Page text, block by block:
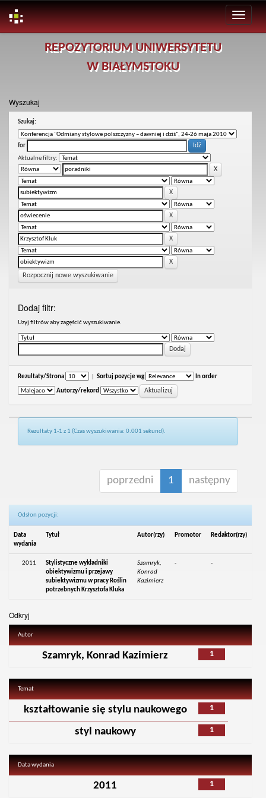
REPOZYTORIUM UNIWERSYTETU
W BIAŁYMSTOKU
Wyszukaj
Szukaj:
for
Aktualne filtry:
Rozpocznij nowe wyszukiwanie
Dodaj filtr:
Uzyj filtrów aby zagęścić wyszukiwanie.
Rezultaty/Strona Sortuj pozycje wg In order
Autorzy/rekord
Rezultaty 1-1 z 1 (Czas wyszukiwania: 0.001 sekund).
poprzedni 1 następny
Odsłon pozycji:
Data
wydania
Tytuł Autor(rzy) Promotor Redaktor(rzy)
2011
Stylistyczne wykładniki
obiektywizmu i przejawy
subiektywizmu w pracy Roślin
potrzebnych Krzysztofa Kluka
Szamryk,
Konrad
Kazimierz
- -
Odkryj
Autor
1
Szamryk, Konrad Kazimierz
Temat
1
kształtowanie się stylu naukowego
1
styl naukowy
Data wydania
1
2011